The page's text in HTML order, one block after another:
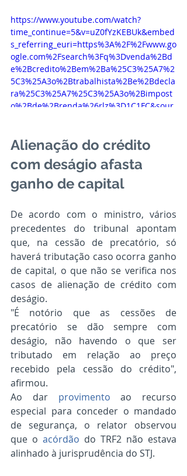
https://www.youtube.com/watch?
time_continue=5&v=uZ0fYzKEBUk&embed
s_referring_euri=https%3A%2F%2Fwww.go
ogle.com%2Fsearch%3Fq%3Dvenda%2Bd
e%2Bcredito%2Bem%2Ba%25C3%25A7%2
5C3%25A3o%2Btrabalhista%2Be%2Bdecla
ra%25C3%25A7%25C3%25A3o%2Bimpost
o%2Bde%2Brenda%26rlz%3D1C1FC&sour
Alienação do crédito
com deságio afasta
ganho de capital
De acordo com o ministro, vários
precedentes do tribunal apontam
que, na cessão de precatório, só
haverá tributação caso ocorra ganho
de capital, o que não se verifica nos
casos de alienação de crédito com
deságio.
"É notório que as cessões de
precatório se dão sempre com
deságio, não havendo o que ser
tributado em relação ao preço
recebido pela cessão do crédito",
afirmou.
Ao dar provimento ao recurso
especial para conceder o mandado
de segurança, o relator observou
que o acórdão do TRF2 não estava
alinhado à jurisprudência do STJ.